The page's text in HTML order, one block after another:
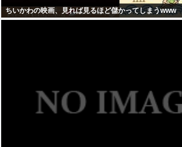
ちいかわの映画、見れば見るほど儲かってしまうwww